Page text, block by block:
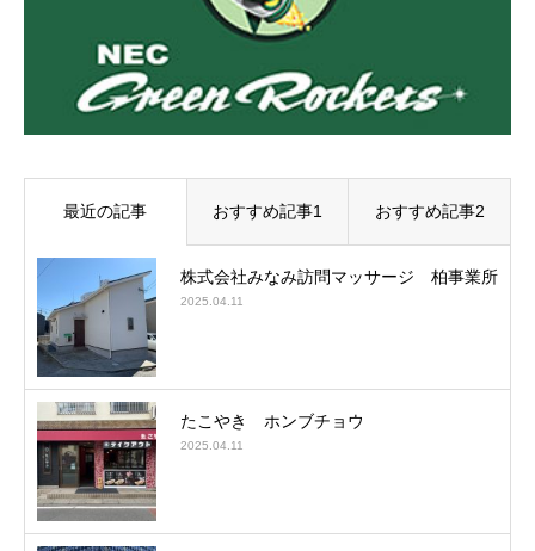
最近の記事 おすすめ記事1 おすすめ記事2
株式会社みなみ訪問マッサージ 柏事業所
2025.04.11
たこやき ホンブチョウ
2025.04.11